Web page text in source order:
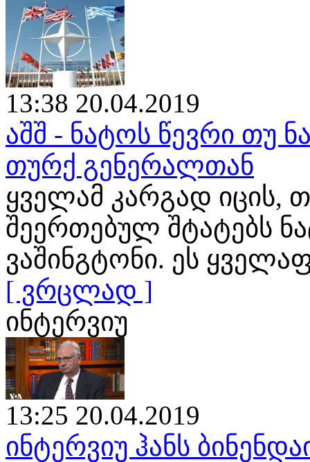
13:38 20.04.2019
აშშ - ნატოს წევრი თუ
თურქ გენერალთან
ყველამ კარგად იცის,
შეერთებულ შტატებს
ვაშინგტონი. ეს
[ ვრცლად ]
ინტერვიუ
13:25 20.04.2019
ინტერვიუ ჰანს